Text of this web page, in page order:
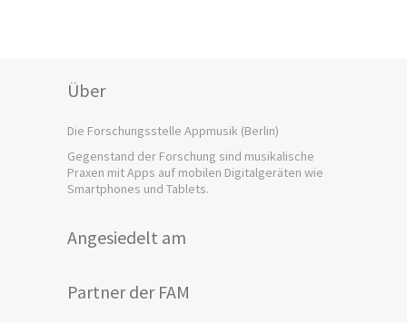
Über
Die Forschungsstelle Appmusik (Berlin)
Gegenstand der Forschung sind musikalische
Praxen mit Apps auf mobilen Digitalgeräten wie
Smartphones und Tablets.
Angesiedelt am
Partner der FAM